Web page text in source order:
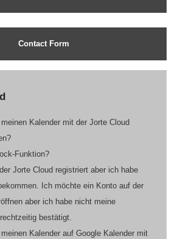
Contact Form
Kalender mit der Jorte Cloud
Funktion?
Jorte Cloud registriert aber ich habe
Ich möchte ein Konto auf der
aber ich habe nicht meine
bestätigt.
Kalender auf Google Kalender mit